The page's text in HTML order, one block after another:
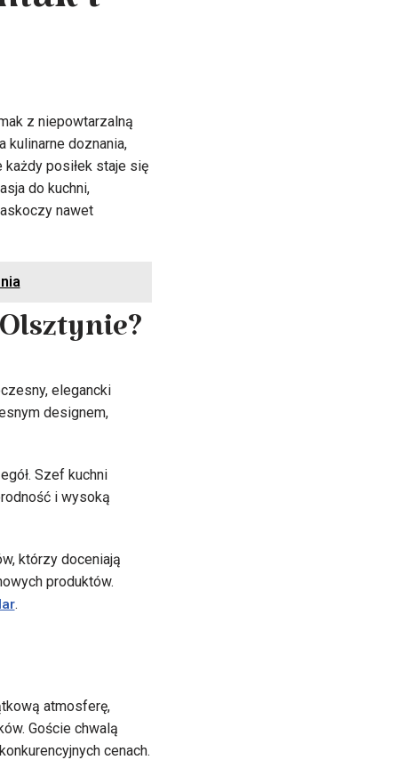
z niepowtarzalną
kulinarne doznania,
posiłek staje się
do kuchni,
nawet
elegancki
designem,
Szef kuchni
i wysoką
którzy doceniają
produktów.
.
atmosferę,
Goście chwalą
cenach.